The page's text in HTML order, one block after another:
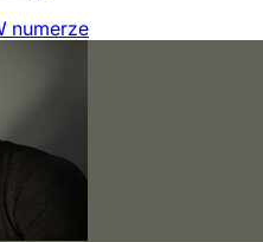
numerze